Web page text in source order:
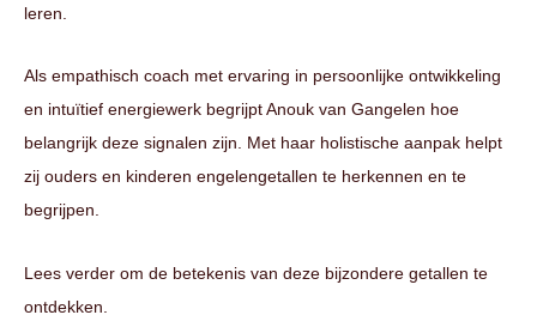
leren.
Als empathisch coach met ervaring in persoonlijke ontwikkeling
en intuïtief energiewerk begrijpt Anouk van Gangelen hoe
belangrijk deze signalen zijn. Met haar holistische aanpak helpt
zij ouders en kinderen engelengetallen te herkennen en te
begrijpen.
Lees verder om de betekenis van deze bijzondere getallen te
ontdekken.